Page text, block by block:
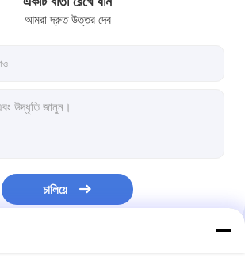
লক
আমরা দ্রুত উত্তর দেব
চালিয়ে